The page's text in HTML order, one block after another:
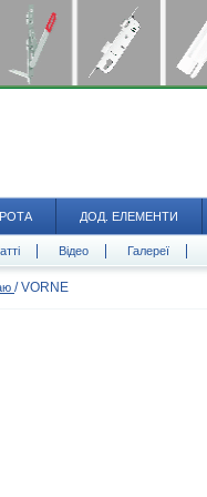
ДОД. ЕЛЕМЕНТИ
Відео Галереї
/ VORNE